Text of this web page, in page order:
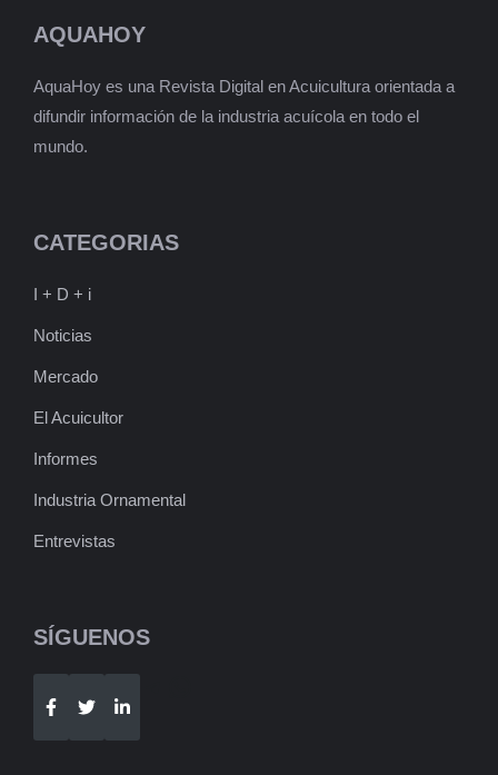
AQUAHOY
AquaHoy es una Revista Digital en Acuicultura orientada a
difundir información de la industria acuícola en todo el
mundo.
CATEGORIAS
I + D + i
Noticias
Mercado
El Acuicultor
Informes
Industria Ornamental
Entrevistas
SÍGUENOS
Telegram